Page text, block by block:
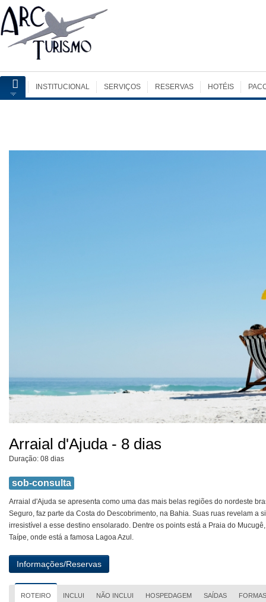
INSTITUCIONAL SERVIÇOS RESERVAS HOTÉIS
Arraial d'Ajuda - 8 dias
Duração: 08 dias
sob-consulta
Arraial d'Ajuda se apresenta como uma das mais belas regiões do nordeste
Seguro, faz parte da Costa do Descobrimento, na Bahia. Suas ruas revelam a
irresistível a esse destino ensolarado. Dentre os points está a Praia do
Taípe, onde está a famosa Lagoa Azul.
ROTEIRO INCLUI NÃO INCLUI HOSPEDAGEM SAÍDAS